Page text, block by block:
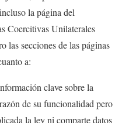
la página del
Coercitivas Unilaterales
las secciones de las páginas
a:
clave sobre la
de su funcionalidad pero
la ley ni comparte datos